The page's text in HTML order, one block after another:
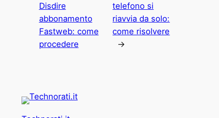
Disdire
abbonamento
Fastweb: come
procedere
telefono si
riavvia da solo:
come risolvere
→